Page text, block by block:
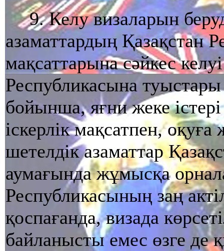
9. Келу визаларын
азаматтардың Қазақстан
мақсаттарына сәйкес
Республикасына
бойынша, яғни жеке
iскерлiк мақсатпен, оқуға
шетелдiк азаматтар
аумағында жұмысқа
Республикасының заң
қоспағанда, визада
байланысты емес өзге де